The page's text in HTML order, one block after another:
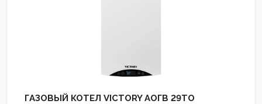
ГАЗОВЫЙ КОТЕЛ VICTORY АОГВ 29TO